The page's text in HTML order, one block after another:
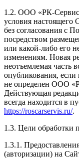
1.2. ООО «РК-Сервис»
условия настоящего
без согласования с
посредством
или какой-либо его
изменениям. Новая
неотъемлемая часть
опубликования,
не определен ООО
Действующая
всегда находится в
https://roscarservis.ru/.
1.3. Цели обработки
1.3.1.
(авторизации) на